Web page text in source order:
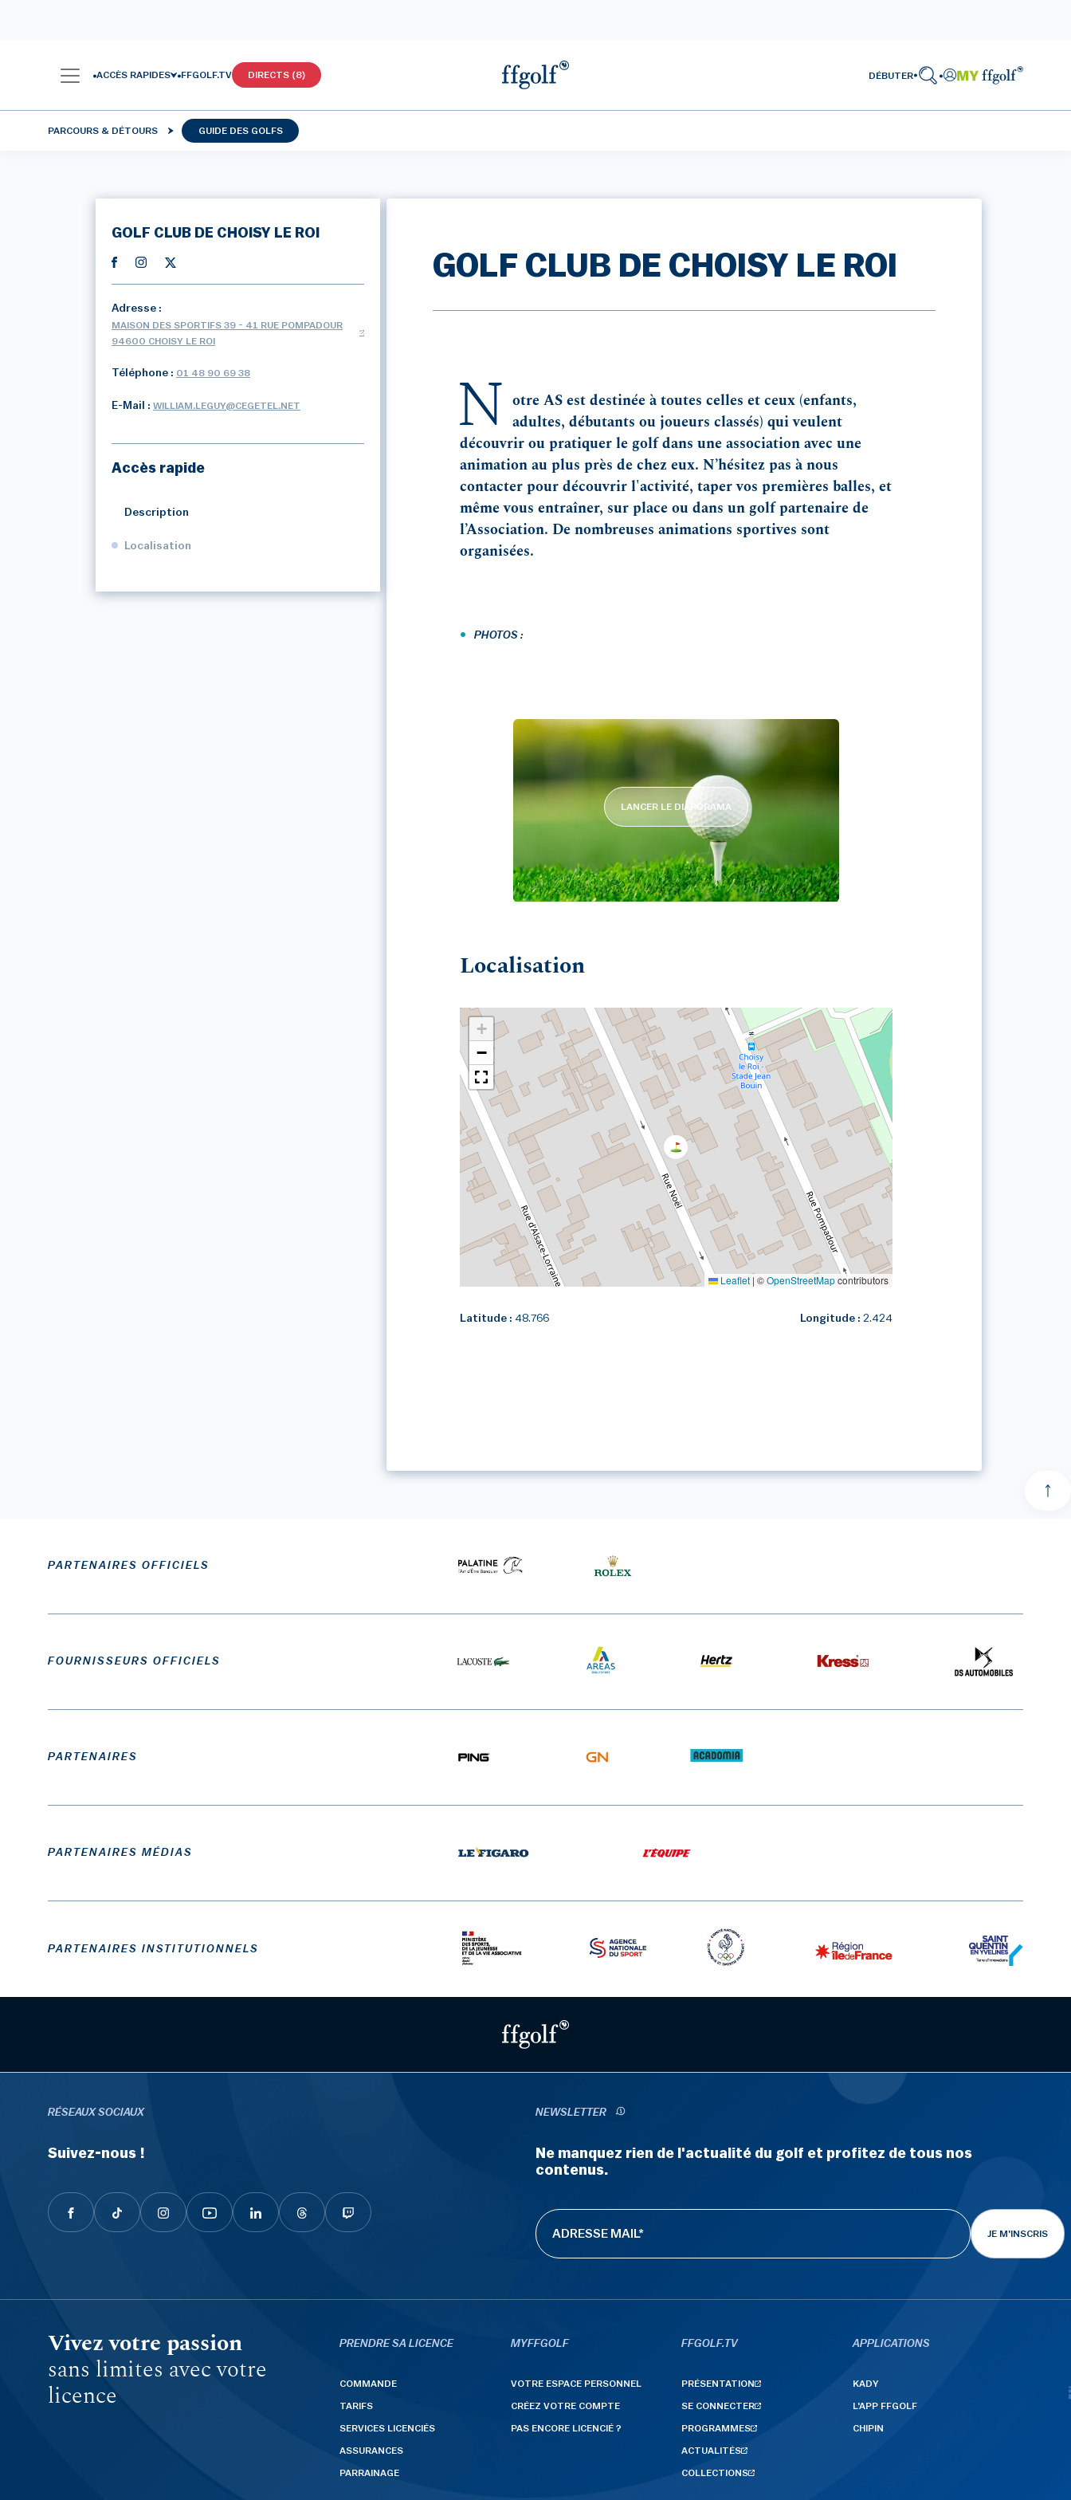
ACCÈS RAPIDES FFGOLF.TV DIRECTS (8) DÉBUTER
PARCOURS & DÉTOURS GUIDE DES GOLFS
GOLF CLUB DE CHOISY LE ROI
Adresse :
MAISON DES SPORTIFS 39 - 41 RUE POMPADOUR
94600 CHOISY LE ROI
Téléphone : 01 48 90 69 38
E-Mail : WILLIAM.LEGUY@CEGETEL.NET
Accès rapide
Description
Localisation
GOLF CLUB DE CHOISY LE ROI
N
otre AS est destinée à toutes celles et ceux (enfants,
adultes, débutants ou joueurs classés) qui veulent
découvrir ou pratiquer le golf dans une association avec une
animation au plus près de chez eux. N’hésitez pas à nous
contacter pour découvrir l'activité, taper vos premières balles, et
même vous entraîner, sur place ou dans un golf partenaire de
l’Association. De nombreuses animations sportives sont
organisées.
• PHOTOS :
LANCER LE DIAPORAMA
Localisation
+
−
Leaflet | ©OpenStreetMapcontributors
Latitude : 48.766 Longitude : 2.424
PARTENAIRES OFFICIELS
FOURNISSEURS OFFICIELS
PARTENAIRES
PARTENAIRES MÉDIAS
PARTENAIRES INSTITUTIONNELS
RÉSEAUX SOCIAUX
Suivez-nous !
NEWSLETTER
Ne manquez rien de l'actualité du golf et profitez de tous nos
contenus.
JE M'INSCRIS
Vivez votre passion
sans limites avec votre
licence
PRENDRE SA LICENCE
COMMANDE
TARIFS
SERVICES LICENCIÉS
ASSURANCES
PARRAINAGE
MYFFGOLF
VOTRE ESPACE PERSONNEL
CRÉEZ VOTRE COMPTE
PAS ENCORE LICENCIÉ ?
FFGOLF.TV
PRÉSENTATION
SE CONNECTER
PROGRAMMES
ACTUALITÉS
COLLECTIONS
APPLICATIONS
KADY
L'APP FFGOLF
CHIPIN